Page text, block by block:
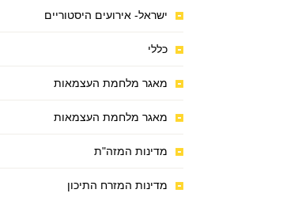
ישראל- אירועים היסטוריים
כללי
מאגר מלחמת העצמאות
מאגר מלחמת העצמאות
מדינות המזה"ת
מדינות המזרח התיכון